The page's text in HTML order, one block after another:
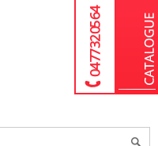
04 77 32 05 64